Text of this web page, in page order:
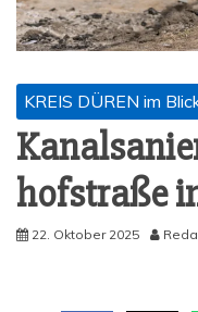
KREIS DÜREN im
hof­stra­ße
22. Oktober 2025